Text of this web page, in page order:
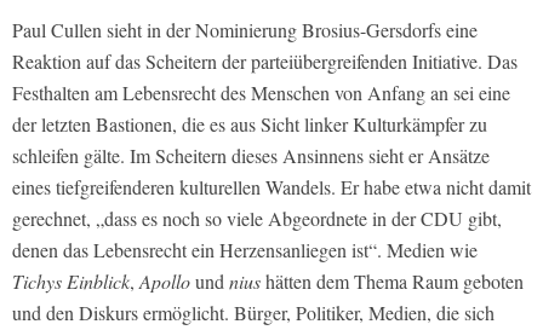
Paul Cullen sieht in der Nominierung Brosius-Gersdorfs eine
Reaktion auf das Scheitern der parteiübergreifenden Initiative. Das
Festhalten am Lebensrecht des Menschen von Anfang an sei eine
der letzten Bastionen, die es aus Sicht linker Kulturkämpfer zu
schleifen gälte. Im Scheitern dieses Ansinnens sieht er Ansätze
eines tiefgreifenderen kulturellen Wandels. Er habe etwa nicht damit
gerechnet, „dass es noch so viele Abgeordnete in der CDU gibt,
denen das Lebensrecht ein Herzensanliegen ist“. Medien wie
Tichys Einblick,Apolloundniushätten dem Thema Raum geboten
und den Diskurs ermöglicht. Bürger, Politiker, Medien, die sich